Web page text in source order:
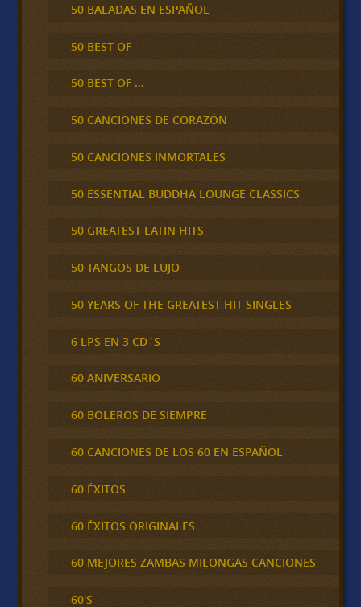
50 BALADAS EN ESPAÑOL
50 BEST OF
50 BEST OF …
50 CANCIONES DE CORAZÓN
50 CANCIONES INMORTALES
50 ESSENTIAL BUDDHA LOUNGE CLASSICS
50 GREATEST LATIN HITS
50 TANGOS DE LUJO
50 YEARS OF THE GREATEST HIT SINGLES
6 LPS EN 3 CD´S
60 ANIVERSARIO
60 BOLEROS DE SIEMPRE
60 CANCIONES DE LOS 60 EN ESPAÑOL
60 ÉXITOS
60 ÉXITOS ORIGINALES
60 MEJORES ZAMBAS MILONGAS CANCIONES
60'S